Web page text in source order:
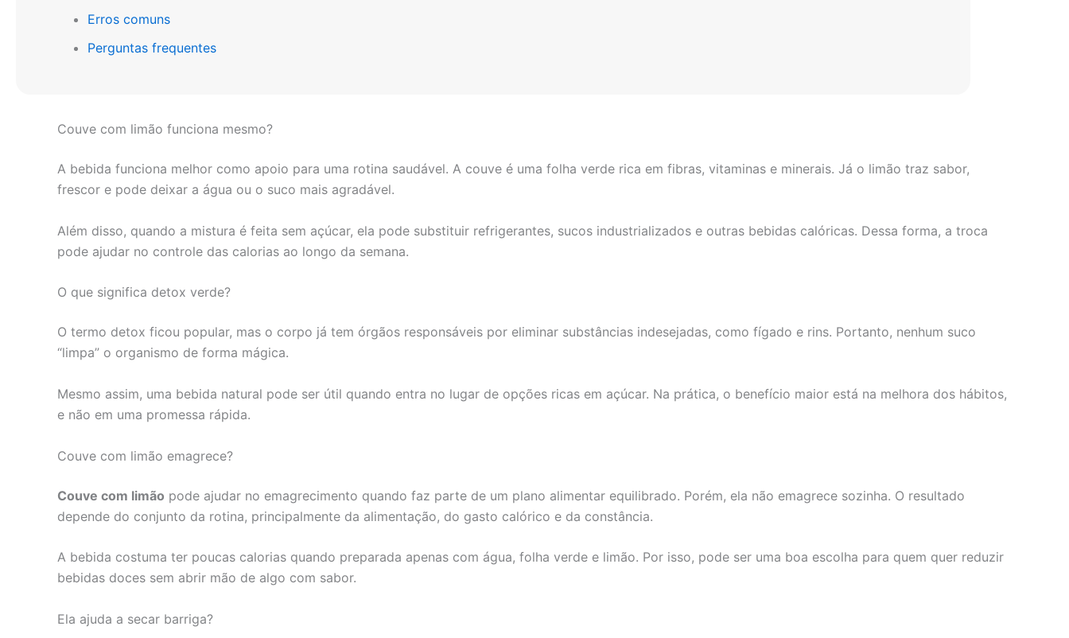
Erros comuns
Perguntas frequentes
Couve com limão funciona mesmo?
A bebida funciona melhor como apoio para uma rotina saudável. A couve é uma folha verde rica em fibras, vitaminas e minerais. Já o limão traz sabor,
frescor e pode deixar a água ou o suco mais agradável.
Além disso, quando a mistura é feita sem açúcar, ela pode substituir refrigerantes, sucos industrializados e outras bebidas calóricas. Dessa forma, a troca
pode ajudar no controle das calorias ao longo da semana.
O que significa detox verde?
O termo detox ficou popular, mas o corpo já tem órgãos responsáveis por eliminar substâncias indesejadas, como fígado e rins. Portanto, nenhum suco
“limpa” o organismo de forma mágica.
Mesmo assim, uma bebida natural pode ser útil quando entra no lugar de opções ricas em açúcar. Na prática, o benefício maior está na melhora dos hábitos,
e não em uma promessa rápida.
Couve com limão emagrece?
Couve com limão pode ajudar no emagrecimento quando faz parte de um plano alimentar equilibrado. Porém, ela não emagrece sozinha. O resultado
depende do conjunto da rotina, principalmente da alimentação, do gasto calórico e da constância.
A bebida costuma ter poucas calorias quando preparada apenas com água, folha verde e limão. Por isso, pode ser uma boa escolha para quem quer reduzir
bebidas doces sem abrir mão de algo com sabor.
Ela ajuda a secar barriga?